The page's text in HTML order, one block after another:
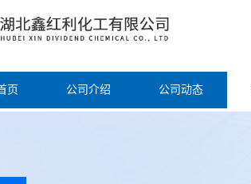
页 公司介绍 公司动态